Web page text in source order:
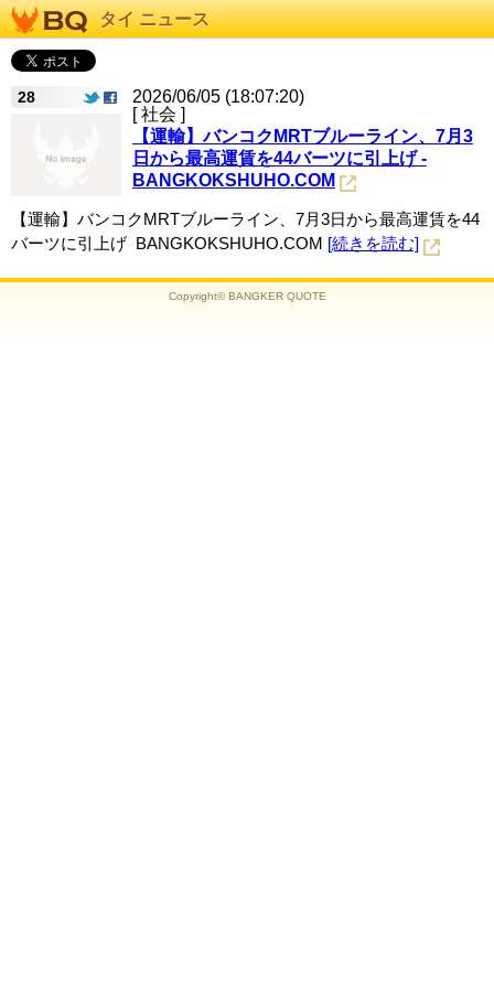
タイ ニュース
28
2026/06/05 (18:07:20)
[ 社会 ]
【運輸】バンコクMRTブルーライン、7月3
日から最高運賃を44バーツに引上げ -
BANGKOKSHUHO.COM
【運輸】バンコクMRTブルーライン、7月3日から最高運賃を44
バーツに引上げ BANGKOKSHUHO.COM [続きを読む]
Copyright© BANGKER QUOTE